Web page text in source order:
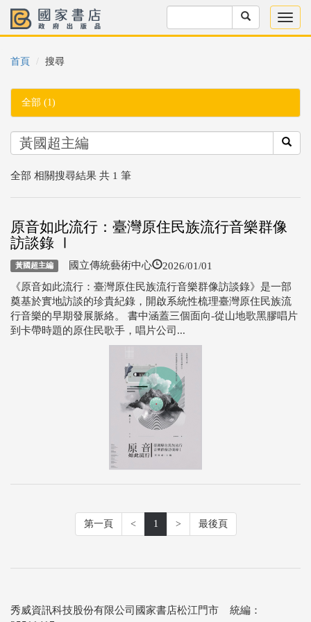
首頁 搜尋
全部 (1)
全部 相關搜尋結果 共 1 筆
原音如此流行：臺灣原住民族流行音樂群像
訪談錄 Ⅰ
黃國超主編 國立傳統藝術中心 2026/01/01
《原音如此流行：臺灣原住民族流行音樂群像訪談錄》是一部
奠基於實地訪談的珍貴紀錄，開啟系統性梳理臺灣原住民族流
行音樂的早期發展脈絡。 書中涵蓋三個面向-從山地歌黑膠唱片
到卡帶時題的原住民歌手，唱片公司...
第一頁 < 1 > 最後頁
秀威資訊科技股份有限公司國家書店松江門市 統編：